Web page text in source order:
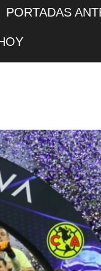
PORTADAS